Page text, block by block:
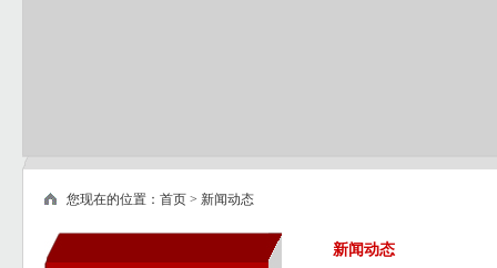
您现在的位置： 首页 > 新闻动态
新闻动态